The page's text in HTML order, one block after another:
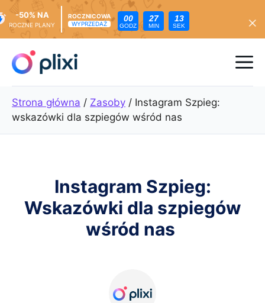
treści
-50% NA
ROCZNE PLANY
ROCZNICOWA
WYPRZEDAŻ
00
GODZ
27
MIN
11
SEK
Strona główna / Zasoby / Instagram Szpieg:
wskazówki dla szpiegów wśród nas
Instagram Szpieg:
Wskazówki dla szpiegów
wśród nas